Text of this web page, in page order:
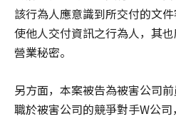
該行為人應意識到所交付的文
使他人交付資訊之行為人，其
營業秘密。
另方面，本案被告為被害公司
職於被害公司的競爭對手W公